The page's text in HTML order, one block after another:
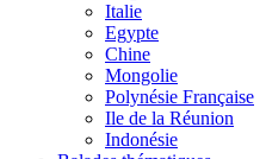
Italie
Egypte
Chine
Mongolie
Polynésie Française
Ile de la Réunion
Indonésie